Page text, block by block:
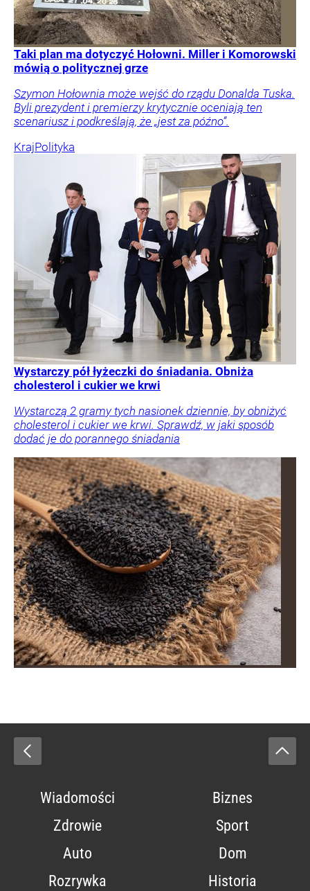
Taki plan ma dotyczyć Hołowni. Miller i Komorowski
mówią o politycznej grze
Szymon Hołownia może wejść do rządu Donalda Tuska.
Byli prezydent i premierzy krytycznie oceniają ten
scenariusz i podkreślają, że „jest za późno”.
KrajPolityka
Wystarczy pół łyżeczki do śniadania. Obniża
cholesterol i cukier we krwi
Wystarczą 2 gramy tych nasionek dziennie, by obniżyć
cholesterol i cukier we krwi. Sprawdź, w jaki sposób
dodać je do porannego śniadania
Wiadomości
Biznes
Zdrowie
Sport
Auto
Dom
Rozrywka
Historia